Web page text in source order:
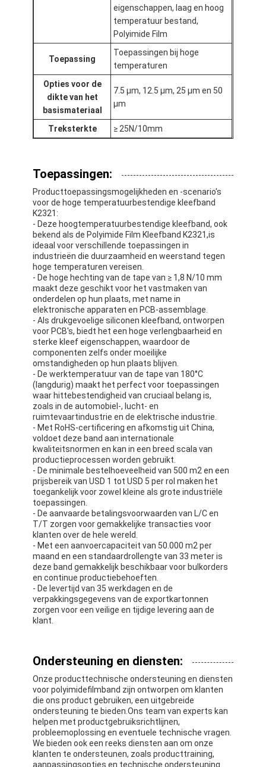
eigenschappen, laag en hoog
temperatuur bestand,
Polyimide Film
Toepassing
Toepassingen bij hoge
temperaturen
Opties voor de
dikte van het
basismateriaal
7.5 μm, 12.5 μm, 25 μm en 50
μm
Treksterkte ≥ 25N/10mm
Toepassingen:
Producttoepassingsmogelijkheden en -scenario's
voor de hoge temperatuurbestendige kleefband
K2321:
- Deze hoogtemperatuurbestendige kleefband, ook
bekend als de Polyimide Film Kleefband K2321,is
ideaal voor verschillende toepassingen in
industrieën die duurzaamheid en weerstand tegen
hoge temperaturen vereisen.
- De hoge hechting van de tape van ≥ 1,8 N/10 mm
maakt deze geschikt voor het vastmaken van
onderdelen op hun plaats, met name in
elektronische apparaten en PCB-assemblage.
- Als drukgevoelige siliconen kleefband, ontworpen
voor PCB's, biedt het een hoge verlengbaarheid en
sterke kleef eigenschappen, waardoor de
componenten zelfs onder moeilijke
omstandigheden op hun plaats blijven.
- De werktemperatuur van de tape van 180°C
(langdurig) maakt het perfect voor toepassingen
waar hittebestendigheid van cruciaal belang is,
zoals in de automobiel-, lucht- en
ruimtevaartindustrie en de elektrische industrie.
- Met RoHS-certificering en afkomstig uit China,
voldoet deze band aan internationale
kwaliteitsnormen en kan in een breed scala van
productieprocessen worden gebruikt.
- De minimale bestelhoeveelheid van 500 m2 en een
prijsbereik van USD 1 tot USD 5 per rol maken het
toegankelijk voor zowel kleine als grote industriële
toepassingen.
- De aanvaarde betalingsvoorwaarden van L/C en
T/T zorgen voor gemakkelijke transacties voor
klanten over de hele wereld.
- Met een aanvoercapaciteit van 50.000 m2 per
maand en een standaardrollengte van 33 meter is
deze band gemakkelijk beschikbaar voor bulkorders
en continue productiebehoeften.
- De levertijd van 35 werkdagen en de
verpakkingsgegevens van de exportkartonnen
zorgen voor een veilige en tijdige levering aan de
klant.
Ondersteuning en diensten:
Onze producttechnische ondersteuning en diensten
voor polyimidefilmband zijn ontworpen om klanten
die ons product gebruiken, een uitgebreide
ondersteuning te bieden.Ons team van experts kan
helpen met productgebruiksrichtlijnen,
probleemoplossing en eventuele technische vragen.
We bieden ook een reeks diensten aan om onze
klanten te ondersteunen, zoals producttraining,
aanpassingsopties en technische ondersteuning